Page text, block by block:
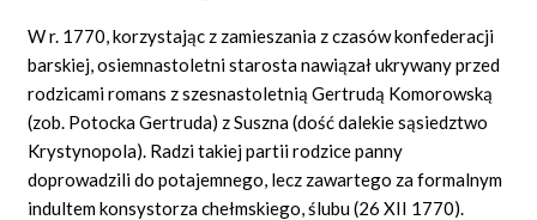
W r. 1770, korzystając z zamieszania z czasów konfederacji
barskiej, osiemnastoletni starosta nawiązał ukrywany przed
rodzicami romans z szesnastoletnią Gertrudą Komorowską
(zob. Potocka Gertruda) z Suszna (dość dalekie sąsiedztwo
Krystynopola). Radzi takiej partii rodzice panny
doprowadzili do potajemnego, lecz zawartego za formalnym
indultem konsystorza chełmskiego, ślubu (26 XII 1770).